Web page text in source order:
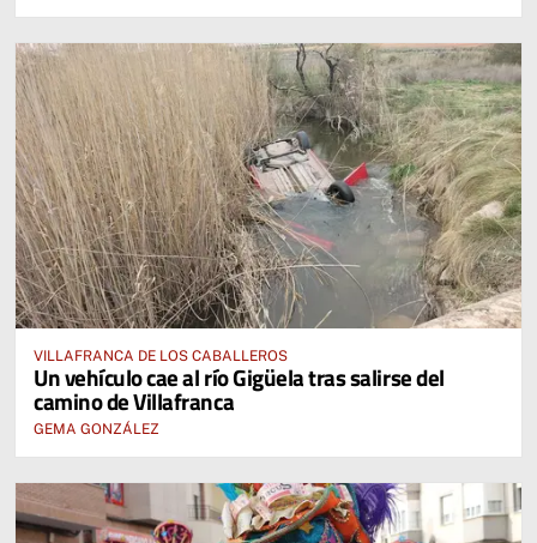
VILLAFRANCA DE LOS CABALLEROS
Un vehículo cae al río Gigüela tras salirse del
camino de Villafranca
GEMA GONZÁLEZ